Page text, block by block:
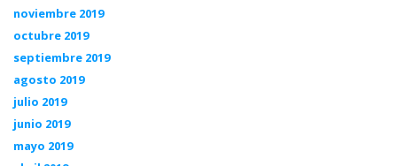
noviembre 2019
octubre 2019
septiembre 2019
agosto 2019
julio 2019
junio 2019
mayo 2019